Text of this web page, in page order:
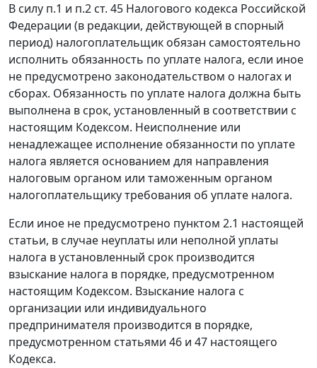
В силу п.1 и п.2 ст. 45 Налогового кодекса Российской
Федерации (в редакции, действующей в спорный
период) налогоплательщик обязан самостоятельно
исполнить обязанность по уплате налога, если иное
не предусмотрено законодательством о налогах и
сборах. Обязанность по уплате налога должна быть
выполнена в срок, установленный в соответствии с
настоящим Кодексом. Неисполнение или
ненадлежащее исполнение обязанности по уплате
налога является основанием для направления
налоговым органом или таможенным органом
налогоплательщику требования об уплате налога.
Если иное не предусмотрено пунктом 2.1 настоящей
статьи, в случае неуплаты или неполной уплаты
налога в установленный срок производится
взыскание налога в порядке, предусмотренном
настоящим Кодексом. Взыскание налога с
организации или индивидуального
предпринимателя производится в порядке,
предусмотренном статьями 46 и 47 настоящего
Кодекса.